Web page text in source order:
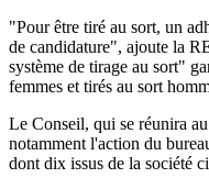
"Pour être tiré au sort, un
de candidature", ajoute la
système de tirage au sort"
femmes et tirés au sort
Le Conseil, qui se réunira
notamment l'action du
dont dix issus de la société